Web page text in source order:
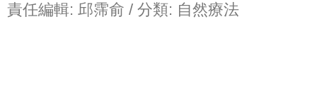
責任編輯: 邱霈俞 / 分類: 自然療法